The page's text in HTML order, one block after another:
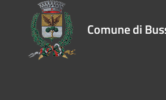
Comune di